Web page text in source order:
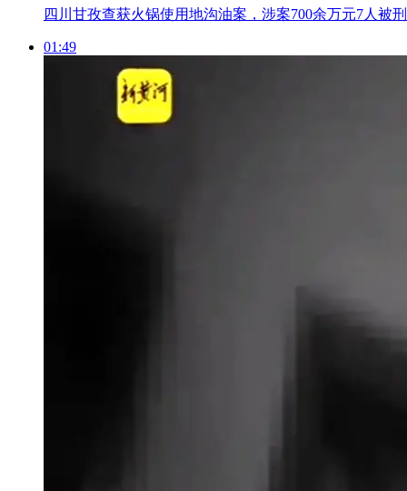
四川甘孜查获火锅使用地沟油案，涉案700余万元7人被
01:49